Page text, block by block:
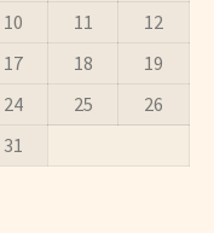
10 11
12
17 18
19
24 25
26
31